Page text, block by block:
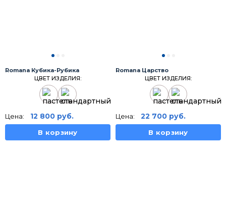
Romana Кубика-Рубика
ЦВЕТ ИЗДЕЛИЯ:
Цена: 12 800 руб.
В корзину
Romana Царство
ЦВЕТ ИЗДЕЛИЯ:
Цена: 22 700 руб.
В корзину